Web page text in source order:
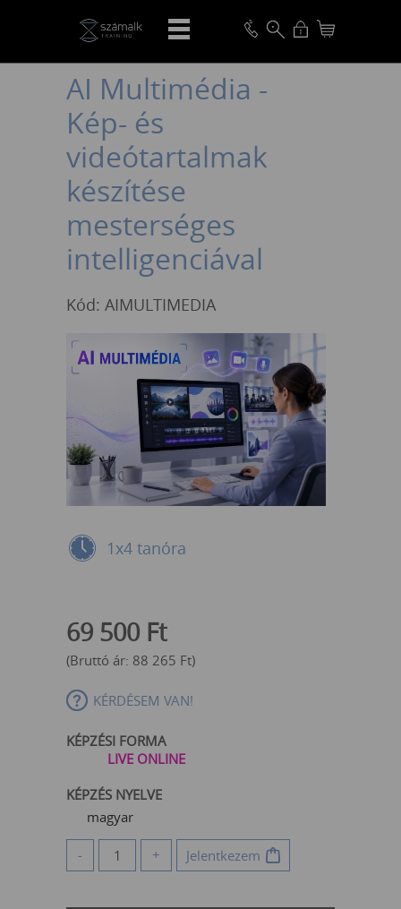
VISSZA
AI Multimédia -
Kép- és
videótartalmak
készítése
mesterséges
intelligenciával
Kód: AIMULTIMEDIA
1x4 tanóra
69 500 Ft
(Bruttó ár: 88 265 Ft)
KÉRDÉSEM VAN!
KÉPZÉSI FORMA
LIVE ONLINE
KÉPZÉS NYELVE
magyar
- + Jelentkezem